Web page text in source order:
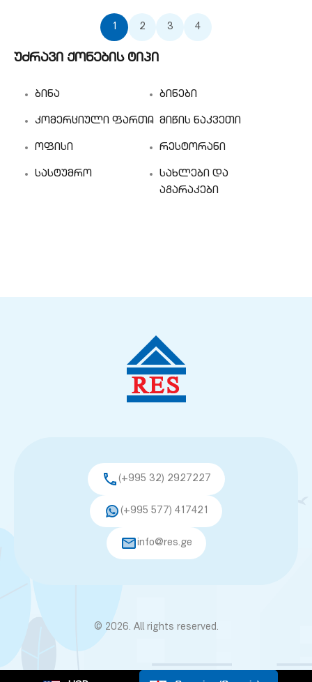
1 2 3 4
უძრავი ქონების ტიპი
ბინა ბინები
კომერციული ფართი მიწის ნაკვეთი
ოფისი რესტორანი
სასტუმრო
სახლები და
აგარაკები
(+995 32) 2927227
(+995 577) 417421
info@res.ge
© 2026. All rights reserved.